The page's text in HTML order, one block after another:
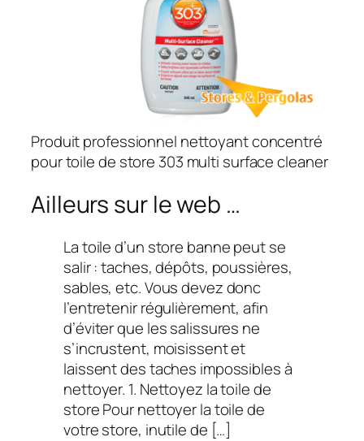
Produit professionnel nettoyant concentré
pour toile de store 303 multi surface cleaner
Ailleurs sur le web …
La toile d’un store banne peut se
salir : taches, dépôts, poussières,
sables, etc. Vous devez donc
l’entretenir régulièrement, afin
d’éviter que les salissures ne
s’incrustent, moisissent et
laissent des taches impossibles à
nettoyer. 1. Nettoyez la toile de
store Pour nettoyer la toile de
votre store, inutile de […]